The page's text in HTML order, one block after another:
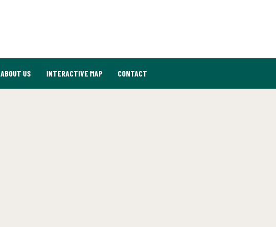
ABOUT US INTERACTIVE MAP CONTACT